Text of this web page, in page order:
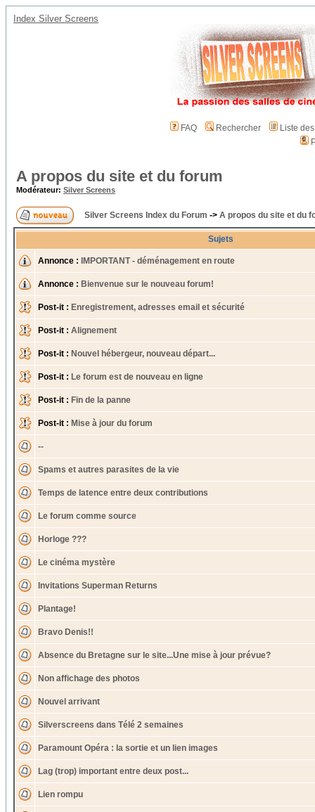
Index Silver Screens
FAQ Rechercher
Liste
A propos du site et du forum
Modérateur: Silver Screens
Silver Screens Index du Forum -> A propos du site et du
Sujets
Annonce : IMPORTANT - déménagement en route
Annonce : Bienvenue sur le nouveau forum!
Post-it : Enregistrement, adresses email et sécurité
Post-it : Alignement
Post-it : Nouvel hébergeur, nouveau départ...
Post-it : Le forum est de nouveau en ligne
Post-it : Fin de la panne
Post-it : Mise à jour du forum
--
Spams et autres parasites de la vie
Temps de latence entre deux contributions
Le forum comme source
Horloge ???
Le cinéma mystère
Invitations Superman Returns
Plantage!
Bravo Denis!!
Absence du Bretagne sur le site...Une mise à jour prévue?
Non affichage des photos
Nouvel arrivant
Silverscreens dans Télé 2 semaines
Paramount Opéra : la sortie et un lien images
Lag (trop) important entre deux post...
Lien rompu